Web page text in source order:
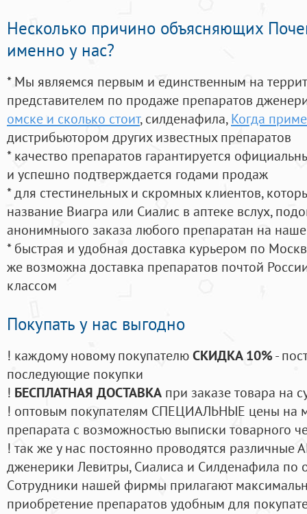
Несколько причино объясняющих
именно у нас?
* Мы являемся первым и единственным на
представителем по продаже препаратов
омске и сколько стоит, силденафила, Когда
дистрибьютором других известных препаратов
* качество препаратов гарантируется
и успешно подтверждается годами продаж
* для стестинельных и скромных клиентов,
название Виагра или Сиалис в аптеке вслух,
анонимныого заказа любого препаратан на
* быстрая и удобная доставка курьером по
же возможна доставка препаратов почтой
классом
Покупать у нас выгодно
! каждому новому покупателюСКИДКА 10%-
последующие покупки
! БЕСПЛАТНАЯ ДОСТАВКА при заказе товара на
! оптовым покупателям СПЕЦИАЛЬНЫЕ цены на
препарата с возможностью выписки товарного
! так же у нас постоянно проводятся
дженерики Левитры, Сиалиса и Силденафила по
Cотрудники нашей фирмы прилагают
приобретение препаратов удобным для